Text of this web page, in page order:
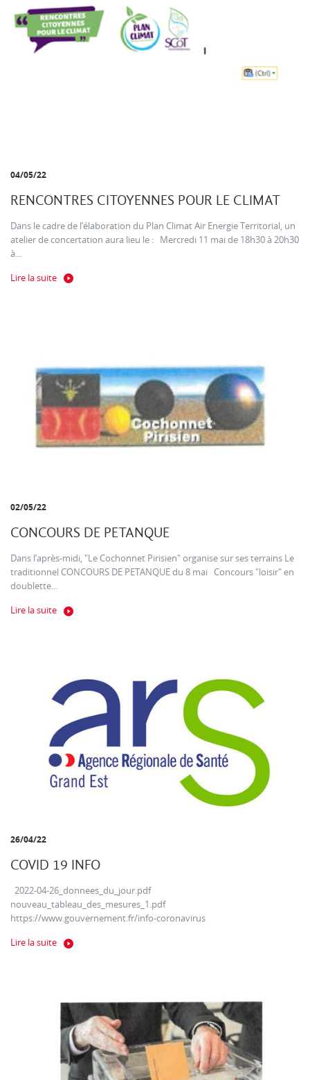
04/05/22
RENCONTRES CITOYENNES POUR LE CLIMAT
Dans le cadre de l’élaboration du Plan Climat Air Energie Territorial, un
atelier de concertation aura lieu le : Mercredi 11 mai de 18h30 à 20h30
à...
Lire la suite
02/05/22
CONCOURS DE PETANQUE
Dans l’après-midi, "Le Cochonnet Pirisien" organise sur ses terrains Le
traditionnel CONCOURS DE PETANQUE du 8 mai Concours "loisir" en
doublette...
Lire la suite
26/04/22
COVID 19 INFO
2022-04-26_donnees_du_jour.pdf
nouveau_tableau_des_mesures_1.pdf
https://www.gouvernement.fr/info-coronavirus
Lire la suite